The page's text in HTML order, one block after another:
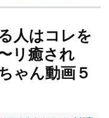
人はコレを
リ癒され
ゃん動画５